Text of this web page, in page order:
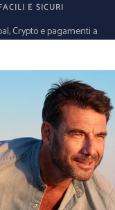
E SICURI
Crypto e pagamenti a
mondo.
di lusso.